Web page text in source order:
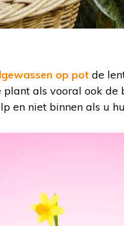
op pot de
als vooral ook de
en niet binnen als u